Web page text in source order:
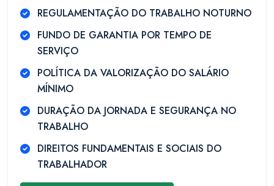
REGULAMENTAÇÃO DO TRABALHO NOTURNO
FUNDO DE GARANTIA POR TEMPO DE
SERVIÇO
POLÍTICA DA VALORIZAÇÃO DO SALÁRIO
MÍNIMO
DURAÇÃO DA JORNADA E SEGURANÇA NO
TRABALHO
DIREITOS FUNDAMENTAIS E SOCIAIS DO
TRABALHADOR